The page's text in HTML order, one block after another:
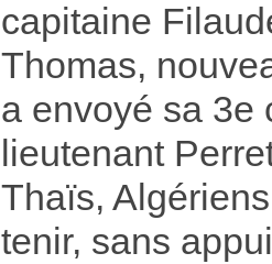
capitaine
Thomas,
a envoyé sa 3e
lieutenant
Thaïs,
tenir, sans